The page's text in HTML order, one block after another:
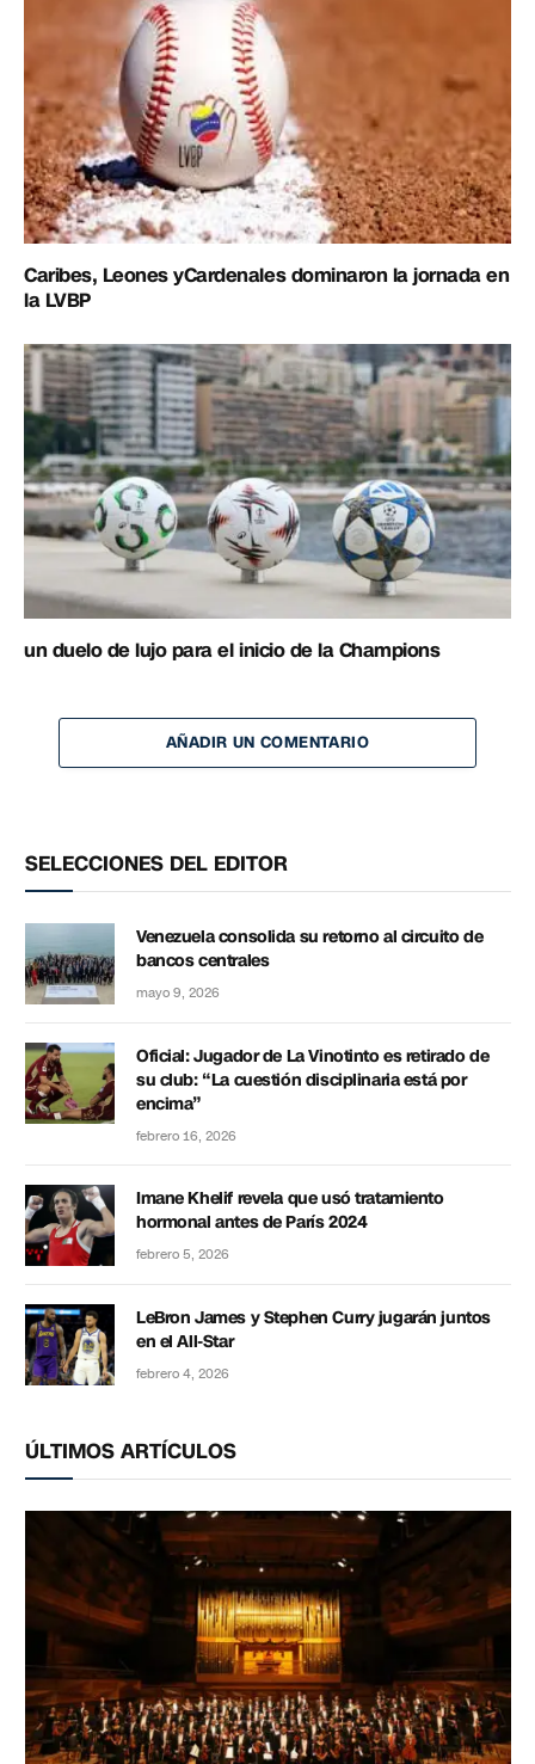
Caribes, Leones yCardenales dominaron la jornada en
la LVBP
un duelo de lujo para el inicio de la Champions
AÑADIR UN COMENTARIO
SELECCIONES DEL EDITOR
Venezuela consolida su retorno al circuito de
bancos centrales
mayo 9, 2026
Oficial: Jugador de La Vinotinto es retirado de
su club: “La cuestión disciplinaria está por
encima”
febrero 16, 2026
Imane Khelif revela que usó tratamiento
hormonal antes de París 2024
febrero 5, 2026
LeBron James y Stephen Curry jugarán juntos
en el All-Star
febrero 4, 2026
ÚLTIMOS ARTÍCULOS